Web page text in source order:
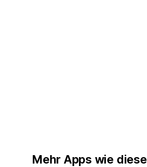
Mehr Apps wie diese